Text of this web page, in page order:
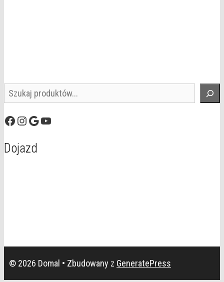
Szukaj
Facebook
Instagram
GoogleYouTube
Dojazd
© 2026 Domal • Zbudowany z GeneratePress